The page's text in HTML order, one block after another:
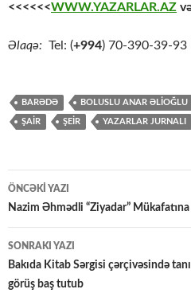
<<<<<<WWW.YAZARLAR.AZ
Əlaqə: Tel: (+994) 70-390-39-
BARƏDƏ BOLUSLU ANAR ƏLIOĞLU
ŞAİR ŞEİR YAZARLAR JURNALI
Yazılar
üzrə
naviqasiya
ÖNCƏKI YAZI
Nazim Əhmədli “Ziyadar”
SONRAKI YAZI
Bakıda Kitab Sərgisi çərçivəsində
görüş baş tutub